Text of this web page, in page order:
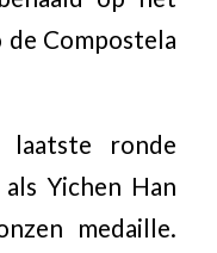
Compostela
ronde
Yichen Han
medaille.